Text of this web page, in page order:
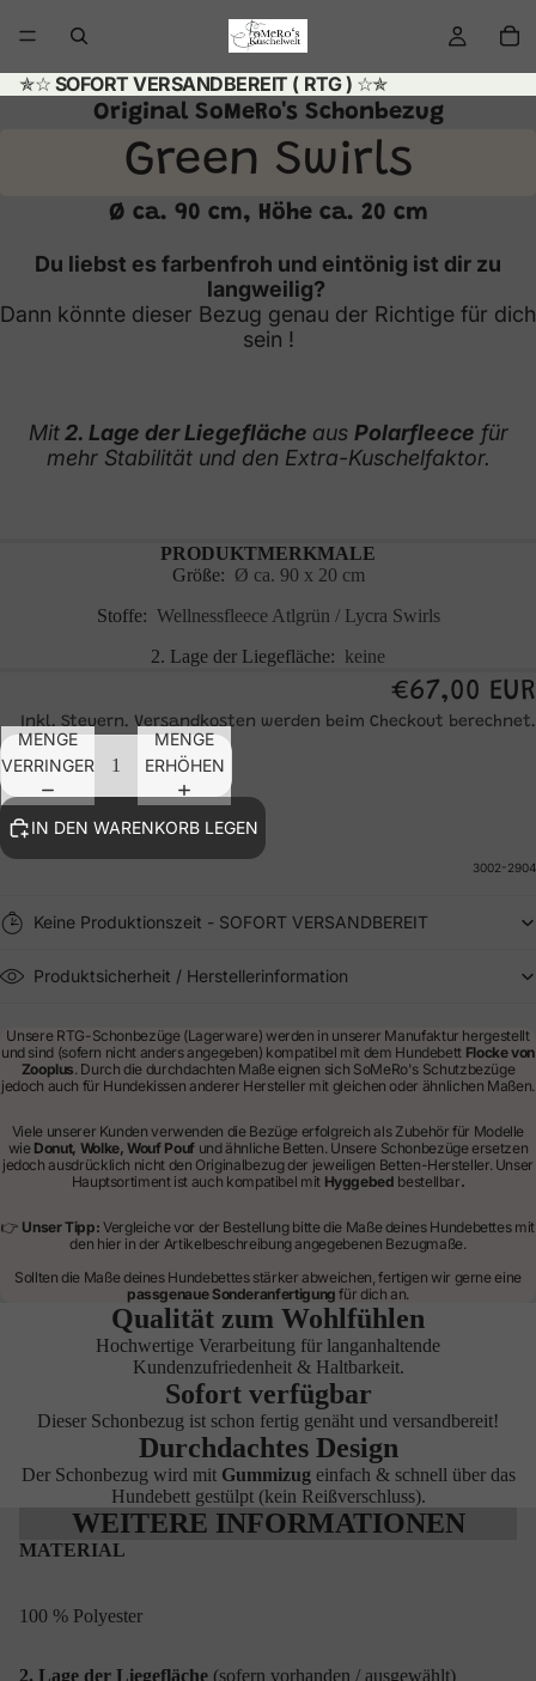
✯☆ SOFORT VERSANDBEREIT ( RTG ) ☆✯
Original SoMeRo's Schonbezug
Green Swirls
Ø ca. 90 cm, Höhe ca. 20 cm
Du liebst es farbenfroh und eintönig ist dir zu
langweilig?
Dann könnte dieser Bezug genau der Richtige für dich
sein !
Mit2. Lage der Liegefläche aus Polarfleece für
mehr Stabilität und den Extra-Kuschelfaktor.
PRODUKTMERKMALE
Größe: Ø ca. 90 x 20 cm
Stoffe: Wellnessfleece Atlgrün / Lycra Swirls
2. Lage der Liegefläche: keine
€67,00 EUR
Inkl. Steuern. Versandkosten werden beim Checkout berechnet.
MENGE
VERRINGERN
MENGE
ERHÖHEN
IN DEN WARENKORB LEGEN
3002-2904
Keine Produktionszeit - SOFORT VERSANDBEREIT
Produktsicherheit / Herstellerinformation
Unsere RTG-Schonbezüge (Lagerware) werden in unserer Manufaktur hergestellt
und sind (sofern nicht anders angegeben) kompatibel mit dem Hundebett Flocke von
Zooplus. Durch die durchdachten Maße eignen sich SoMeRo's Schutzbezüge
jedoch auch für Hundekissen anderer Hersteller mit gleichen oder ähnlichen Maßen.
Viele unserer Kunden verwenden die Bezüge erfolgreich als Zubehör für Modelle
wie Donut, Wolke, Wouf Poufund ähnliche Betten. Unsere Schonbezüge ersetzen
jedoch ausdrücklich nicht den Originalbezug der jeweiligen Betten-Hersteller. Unser
Hauptsortiment ist auch kompatibel mit Hyggebed bestellbar.
👉 Unser Tipp: Vergleiche vor der Bestellung bitte die Maße deines Hundebettes mit
den hier in der Artikelbeschreibung angegebenen Bezugmaße.
Sollten die Maße deines Hundebettes stärker abweichen, fertigen wir gerne eine
passgenaue Sonderanfertigung für dich an.
Qualität zum Wohlfühlen
Hochwertige Verarbeitung für langanhaltende
Kundenzufriedenheit & Haltbarkeit.
Sofort verfügbar
Dieser Schonbezug ist schon fertig genäht und versandbereit!
Durchdachtes Design
Der Schonbezug wird mit Gummizug einfach & schnell über das
Hundebett gestülpt (kein Reißverschluss).
WEITERE INFORMATIONEN
MATERIAL
100 % Polyester
2. Lage der Liegefläche (sofern vorhanden / ausgewählt)